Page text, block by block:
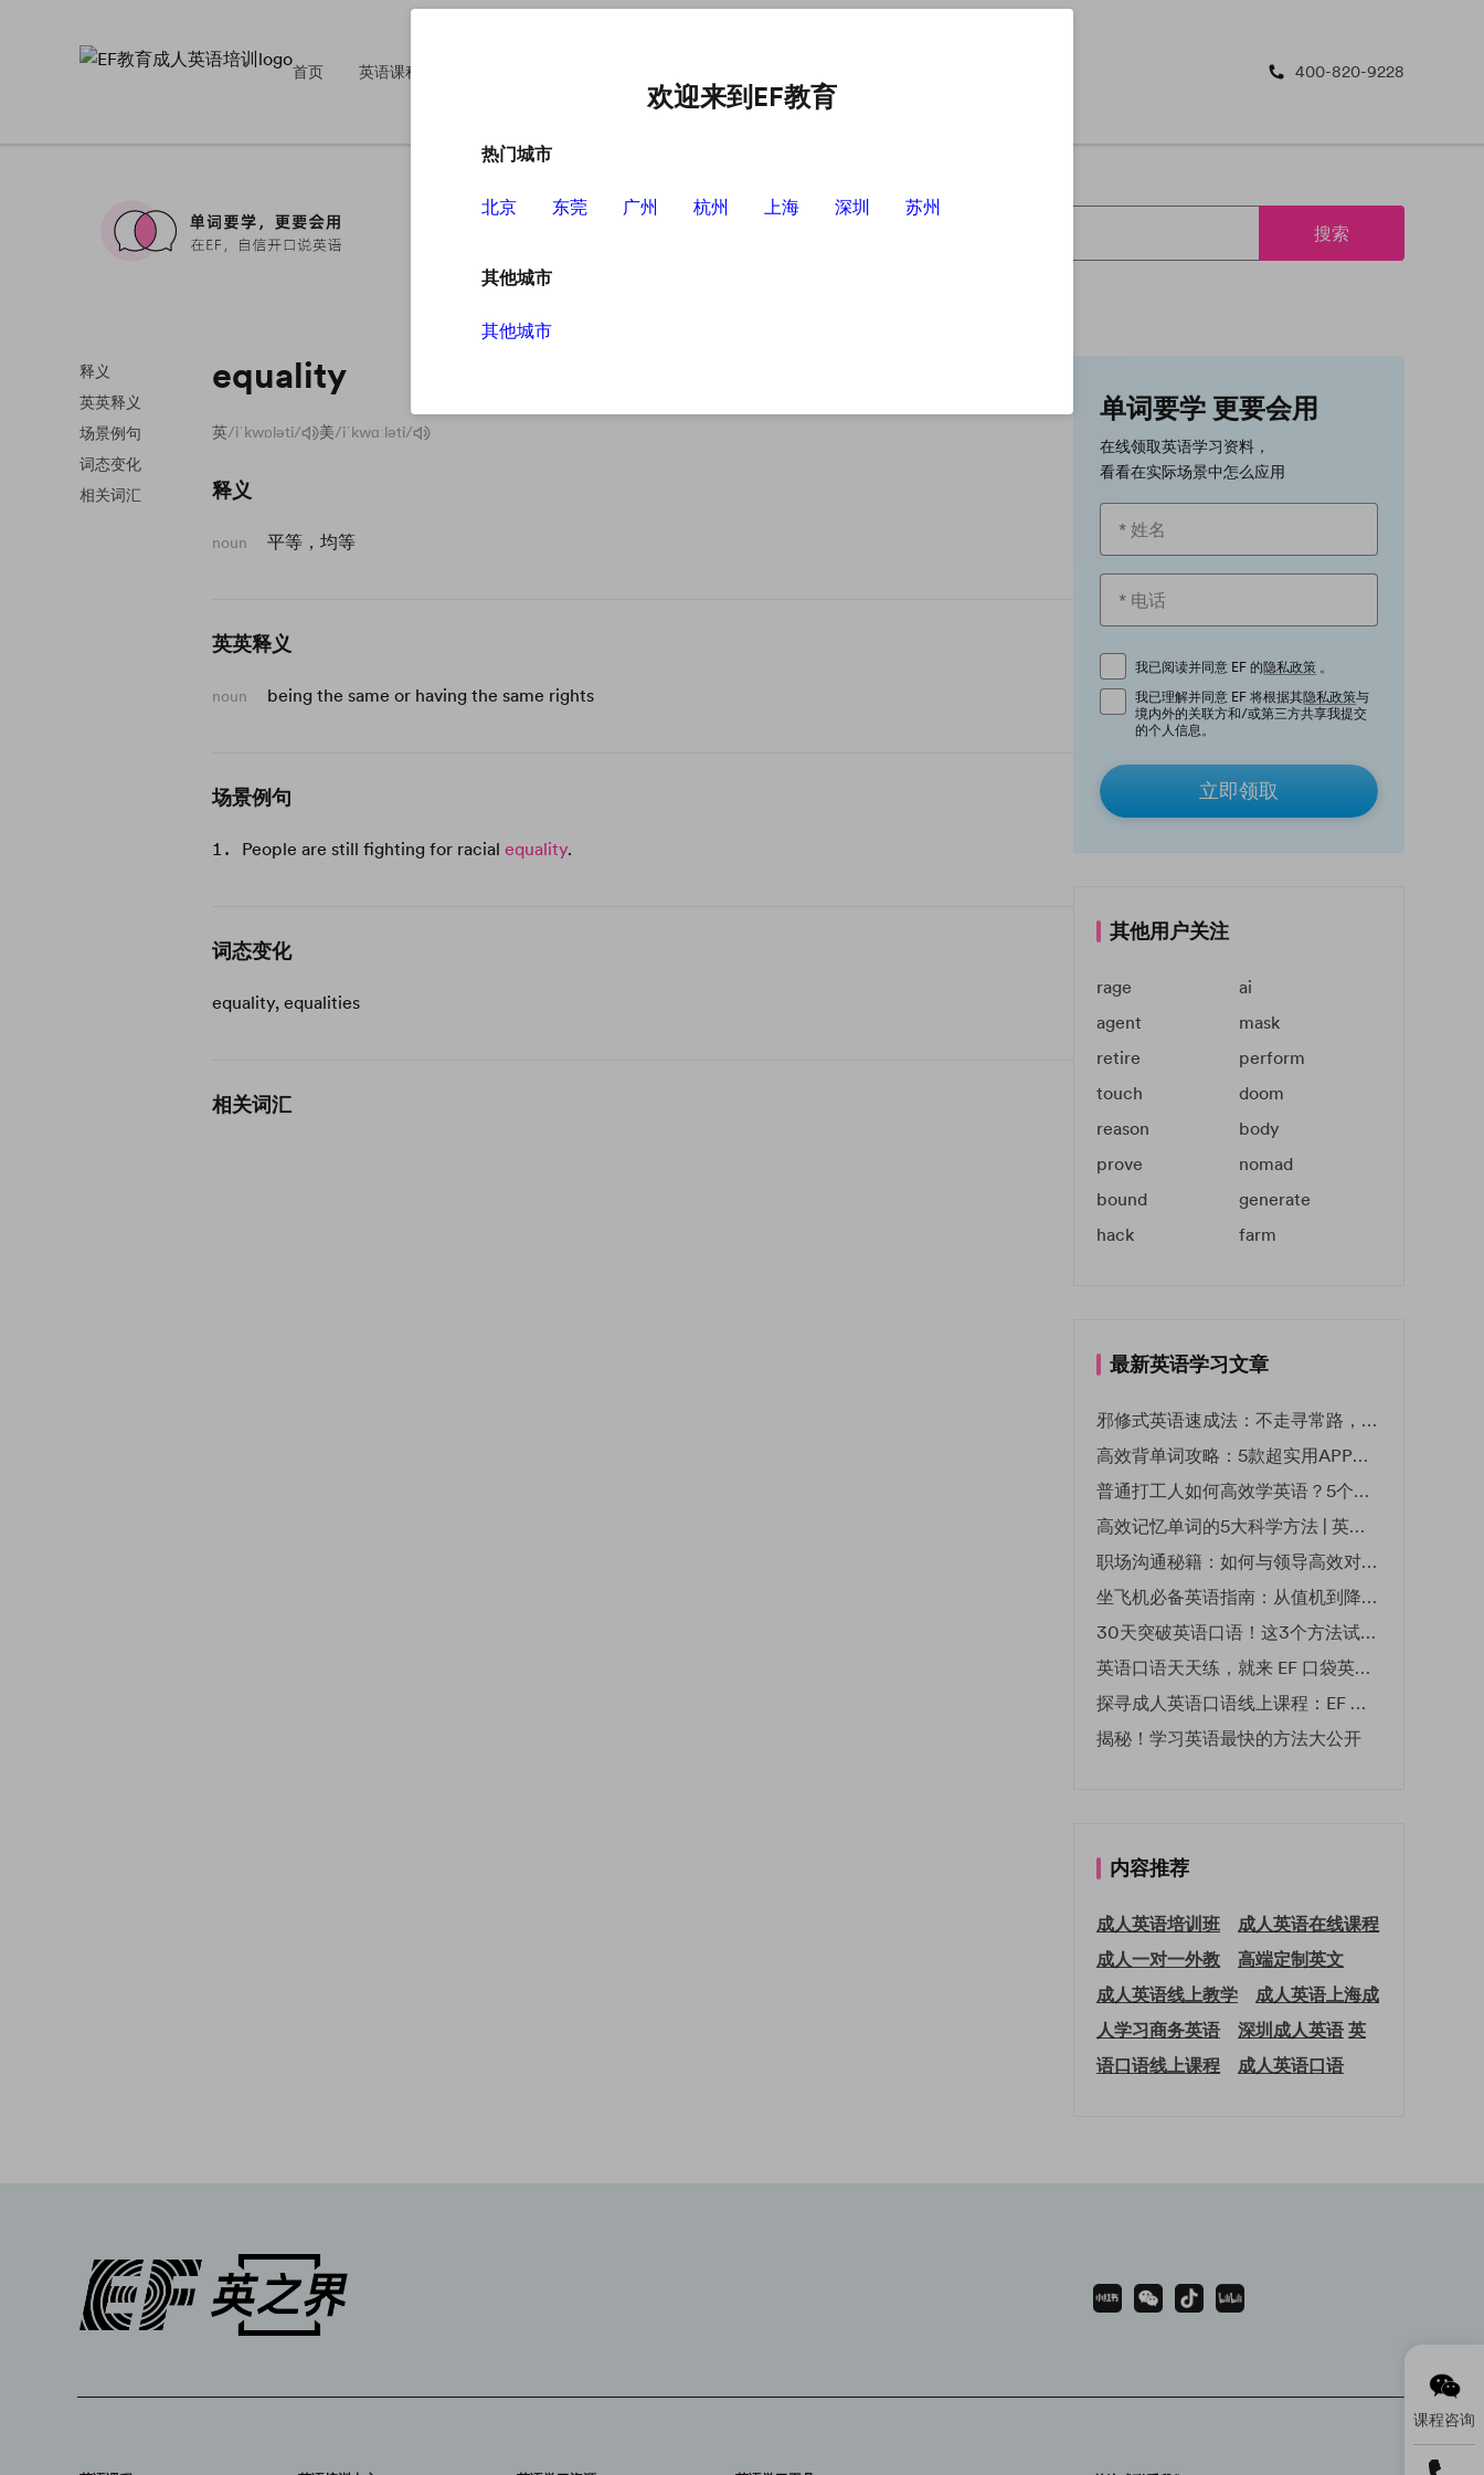
首页 英语课程 400-820-9228
搜索
释义
英英释义
场景例句
词态变化
相关词汇
equality
英/iˈkwɒləti/ 美/iˈkwɑːləti/
释义
noun 平等，均等
英英释义
noun being the same or having the same rights
场景例句
People are still fighting for racial equality.
词态变化
equality, equalities
相关词汇
单词要学 更要会用
在线领取英语学习资料，
看看在实际场景中怎么应用
我已阅读并同意 EF 的隐私政策 。
我已理解并同意 EF 将根据其隐私政策与
境内外的关联方和/或第三方共享我提交
的个人信息。
立即领取
其他用户关注
rage
ai
agent
mask
retire
perform
touch
doom
reason
body
prove
nomad
bound
generate
hack
farm
最新英语学习文章
邪修式英语速成法：不走寻常路，英语战力狂飙！
高效背单词攻略：5款超实用APP推荐 | EF英孚教育
普通打工人如何高效学英语？5个实用技巧助你突破职场瓶颈
高效记忆单词的5大科学方法 | 英语学习必备技巧
职场沟通秘籍：如何与领导高效对话 | EF英孚职场指南
坐飞机必备英语指南：从值机到降落的全流程表达
30天突破英语口语！这3个方法试过的人都说有效
英语口语天天练，就来 EF 口袋英语微信小程序
探寻成人英语口语线上课程：EF 英孚教育凭什么领航
揭秘！学习英语最快的方法大公开
内容推荐
成人英语培训班
成人英语在线课程
成人一对一外教
高端定制英文
成人英语线上教学
成人英语上海成
人学习商务英语
深圳成人英语英
语口语线上课程
成人英语口语
课程咨询
欢迎来到EF教育
热门城市
北京 东莞 广州 杭州 上海 深圳 苏州
其他城市
其他城市